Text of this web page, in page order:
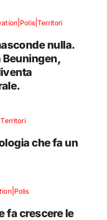
Polis|Territori
nulla.
Beuningen,
|Territori
che fa un
| Polis
fa crescere le